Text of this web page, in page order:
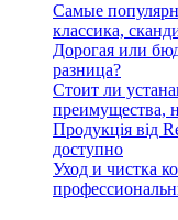
Самые
классика,
Дорогая или
разница?
Стоит ли
преимущества,
Продукція від
доступно
Уход и чистка